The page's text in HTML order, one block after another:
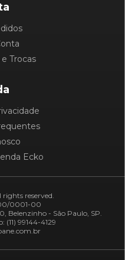
Trocas
Ecko
reserved.
0001-00
Belenzinho - São Paulo, SP.
(11) 99144-4129